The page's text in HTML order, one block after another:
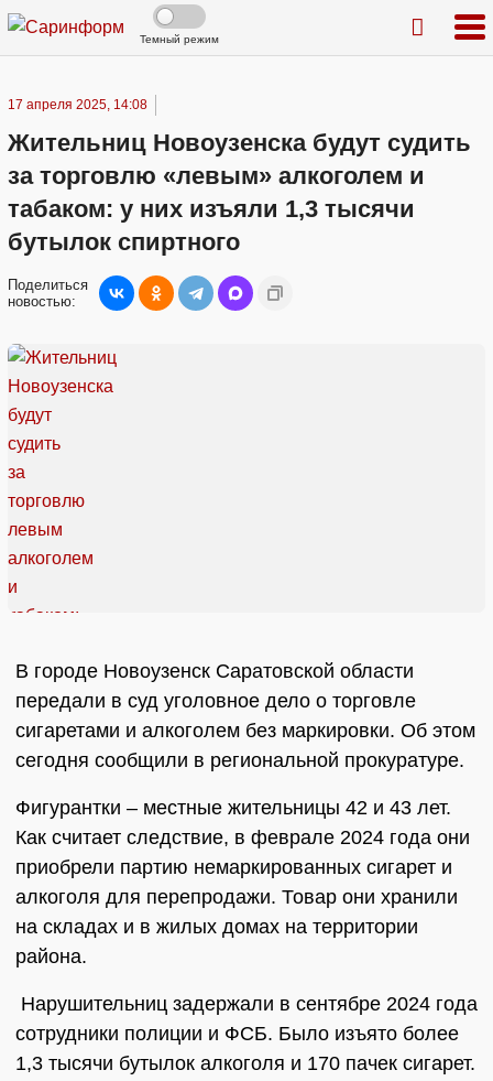
Темный режим
17 апреля 2025, 14:08
Жительниц Новоузенска будут судить
за торговлю «левым» алкоголем и
табаком: у них изъяли 1,3 тысячи
бутылок спиртного
Поделиться
новостью:
В городе Новоузенск Саратовской области
передали в суд уголовное дело о торговле
сигаретами и алкоголем без маркировки. Об этом
сегодня сообщили в региональной прокуратуре.
Фигурантки – местные жительницы 42 и 43 лет.
Как считает следствие, в феврале 2024 года они
приобрели партию немаркированных сигарет и
алкоголя для перепродажи. Товар они хранили
на складах и в жилых домах на территории
района.
Нарушительниц задержали в сентябре 2024 года
сотрудники полиции и ФСБ. Было изъято более
1,3 тысячи бутылок алкоголя и 170 пачек сигарет.